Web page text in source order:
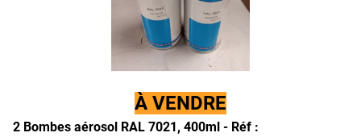
À VENDRE
2 Bombes aérosol RAL 7021, 400ml - Réf :